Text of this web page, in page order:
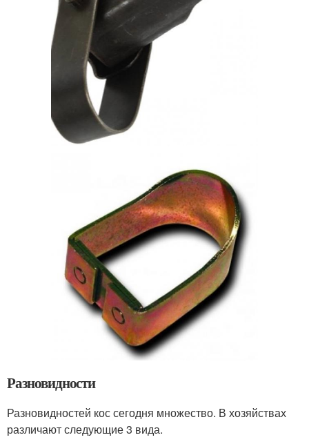
Разновидности
Разновидностей кос сегодня множество. В хозяйствах
различают следующие 3 вида.